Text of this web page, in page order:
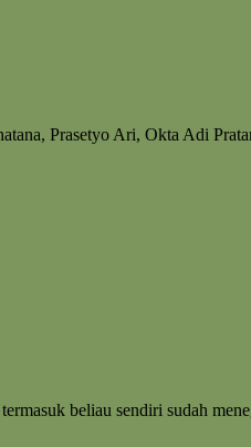
Prasetyo Ari, Okta Adi
beliau sendiri sudah